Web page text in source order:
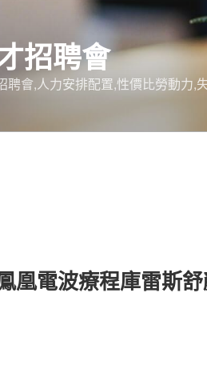
招聘會
聘會,人力安排配置,性價比勞動力
凰電波療程庫雷斯